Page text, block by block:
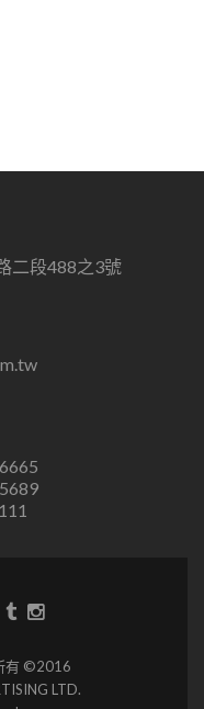
二段488之3號
有 ©2016
LTD.